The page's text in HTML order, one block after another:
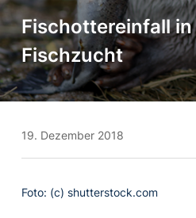
Fischottereinfall
Fischzucht
19. Dezember 2018
Foto: (c) shutterstock.com